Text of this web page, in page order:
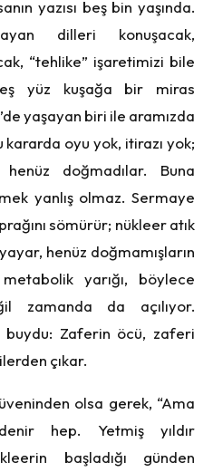
yazısı beş bin yaşında.
dilleri konuşacak,
“tehlike” işaretimizi bile
yüz kuşağa bir miras
yaşayan biri ile aramızda
kararda oyu yok, itirazı yok;
henüz doğmadılar. Buna
yanlış olmaz. Sermaye
sömürür; nükleer atık
henüz doğmamışların
yarığı, böylece
zamanda da açılıyor.
buydu: Zaferin öcü, zaferi
çıkar.
olsa gerek, “Ama
hep. Yetmiş yıldır
başladığı günden